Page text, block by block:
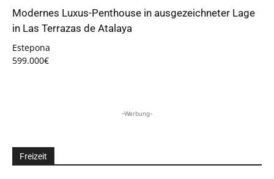
Modernes Luxus-Penthouse in ausgezeichneter Lage
in Las Terrazas de Atalaya
Estepona
599.000€
-Werbung-
Freizeit